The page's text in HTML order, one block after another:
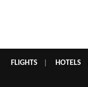
FLIGHTS HOTELS